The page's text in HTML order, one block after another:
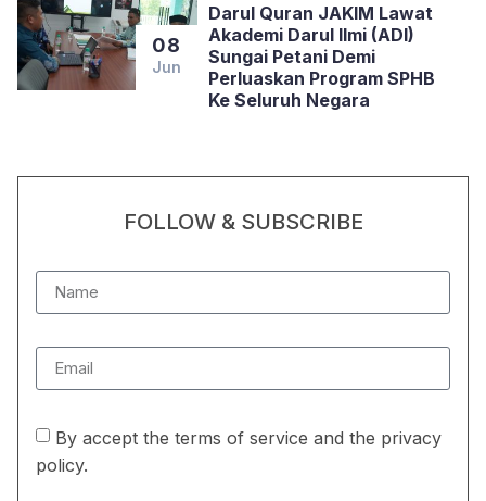
08
Jun
Darul Quran JAKIM Lawat
Akademi Darul Ilmi (ADI)
Sungai Petani Demi
Perluaskan Program SPHB
Ke Seluruh Negara
FOLLOW & SUBSCRIBE
By accept the terms of service and the privacy
policy.